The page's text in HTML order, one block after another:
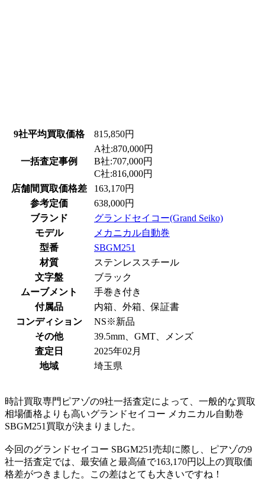
9社平均買取価格 815,850円
一括査定事例
A社:870,000円
B社:707,000円
C社:816,000円
店舗間買取価格差
163,170円
参考定価
638,000円
ブランド
グランドセイコー(Grand Seiko)
モデル
メカニカル自動巻
型番
SBGM251
材質
ステンレススチール
文字盤
ブラック
ムーブメント
手巻き付き
付属品
内箱、外箱、保証書
コンディション
NS※新品
その他
39.5mm、GMT、メンズ
査定日
2025年02月
地域
埼玉県
時計買取専門ピアゾの9社一括査定によって、一般的な買取
相場価格よりも高いグランドセイコー メカニカル自動巻
SBGM251買取が決まりました。
今回のグランドセイコー SBGM251売却に際し、ピアゾの9
社一括査定では、最安値と最高値で163,170円以上の買取価
格差がつきました。この差はとても大きいですね！